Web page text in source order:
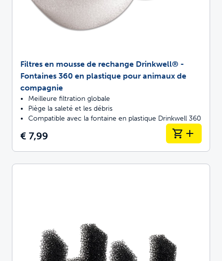
Filtres en mousse de rechange Drinkwell® -
Fontaines 360 en plastique pour animaux de
compagnie
Meilleure filtration globale
Piège la saleté et les débris
Compatible avec la fontaine en plastique Drinkwell 360
€ 7,99